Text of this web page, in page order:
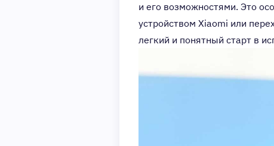
и его возможностями. Это
устройством Xiaomi или
легкий и понятный старт в